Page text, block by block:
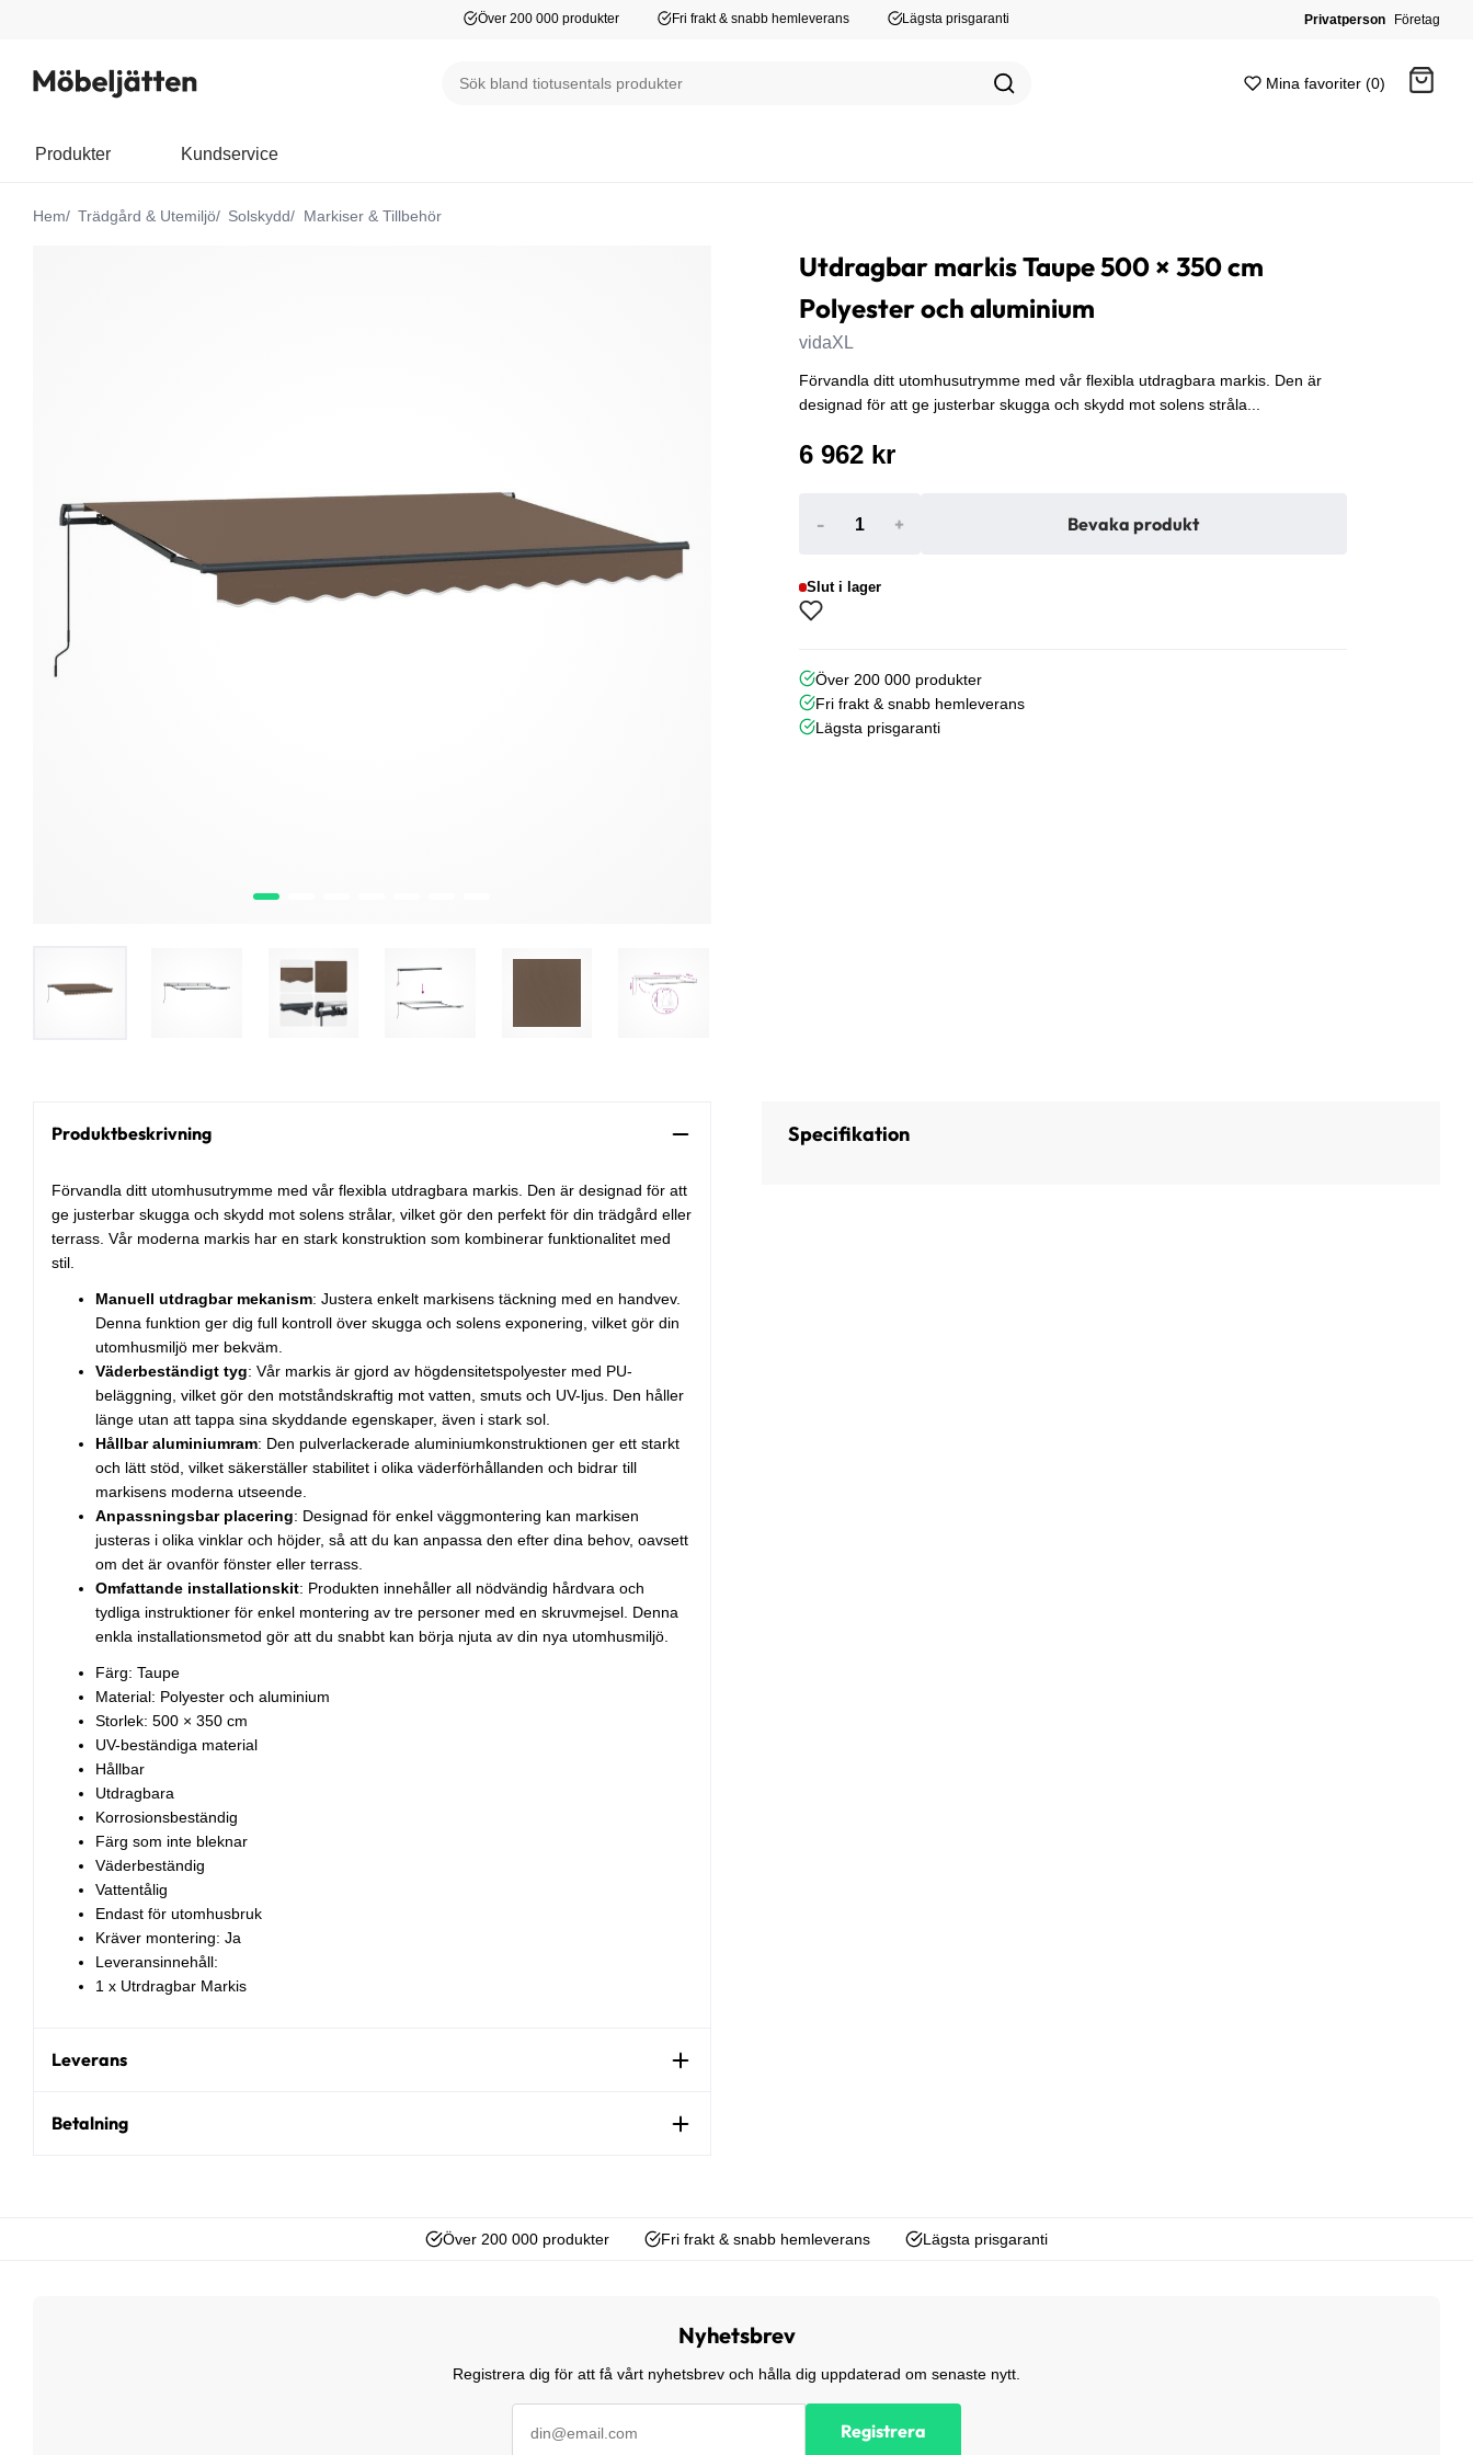
Över 200 000 produkter Fri frakt & snabb hemleverans Lägsta prisgaranti Privatperson Företag
Mina favoriter (0)
Produkter Kundservice
Hem Trädgård & Utemiljö Solskydd Markiser & Tillbehör
Utdragbar markis Taupe 500 × 350 cm
Polyester och aluminium
vidaXL
Förvandla ditt utomhusutrymme med vår flexibla utdragbara markis. Den är
designad för att ge justerbar skugga och skydd mot solens stråla...
6 962 kr
- + Bevaka produkt
Slut i lager
Över 200 000 produkter
Fri frakt & snabb hemleverans
Lägsta prisgaranti
Produktbeskrivning
Förvandla ditt utomhusutrymme med vår flexibla utdragbara markis. Den är designad för att
ge justerbar skugga och skydd mot solens strålar, vilket gör den perfekt för din trädgård eller
terrass. Vår moderna markis har en stark konstruktion som kombinerar funktionalitet med
stil.
Manuell utdragbar mekanism: Justera enkelt markisens täckning med en handvev.
Denna funktion ger dig full kontroll över skugga och solens exponering, vilket gör din
utomhusmiljö mer bekväm.
Väderbeständigt tyg: Vår markis är gjord av högdensitetspolyester med PU-
beläggning, vilket gör den motståndskraftig mot vatten, smuts och UV-ljus. Den håller
länge utan att tappa sina skyddande egenskaper, även i stark sol.
Hållbar aluminiumram: Den pulverlackerade aluminiumkonstruktionen ger ett starkt
och lätt stöd, vilket säkerställer stabilitet i olika väderförhållanden och bidrar till
markisens moderna utseende.
Anpassningsbar placering: Designad för enkel väggmontering kan markisen
justeras i olika vinklar och höjder, så att du kan anpassa den efter dina behov, oavsett
om det är ovanför fönster eller terrass.
Omfattande installationskit: Produkten innehåller all nödvändig hårdvara och
tydliga instruktioner för enkel montering av tre personer med en skruvmejsel. Denna
enkla installationsmetod gör att du snabbt kan börja njuta av din nya utomhusmiljö.
Färg: Taupe
Material: Polyester och aluminium
Storlek: 500 × 350 cm
UV-beständiga material
Hållbar
Utdragbara
Korrosionsbeständig
Färg som inte bleknar
Väderbeständig
Vattentålig
Endast för utomhusbruk
Kräver montering: Ja
Leveransinnehåll:
1 x Utrdragbar Markis
Leverans
Betalning
Specifikation
Över 200 000 produkter Fri frakt & snabb hemleverans Lägsta prisgaranti
Nyhetsbrev
Registrera dig för att få vårt nyhetsbrev och hålla dig uppdaterad om senaste nytt.
Registrera